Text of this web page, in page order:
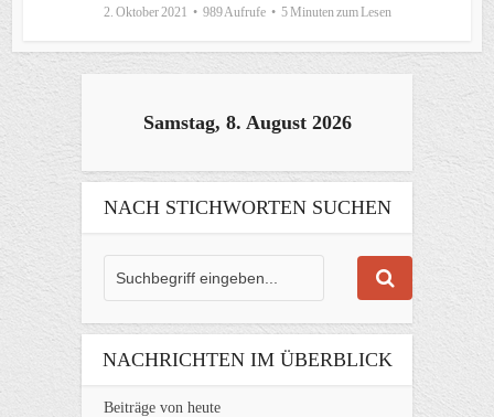
2. Oktober 2021 989 Aufrufe 5 Minuten zum Lesen
Samstag, 8. August 2026
NACH STICHWORTEN SUCHEN
NACHRICHTEN IM ÜBERBLICK
Beiträge von heute